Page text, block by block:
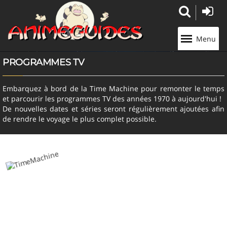
Menu
PROGRAMMES TV
Embarquez à bord de la Time Machine pour remonter le temps
et parcourir les programmes TV des années 1970 à aujourd'hui !
De nouvelles dates et séries seront régulièrement ajoutées afin
de rendre le voyage le plus complet possible.
Panneau de gestion des cookies